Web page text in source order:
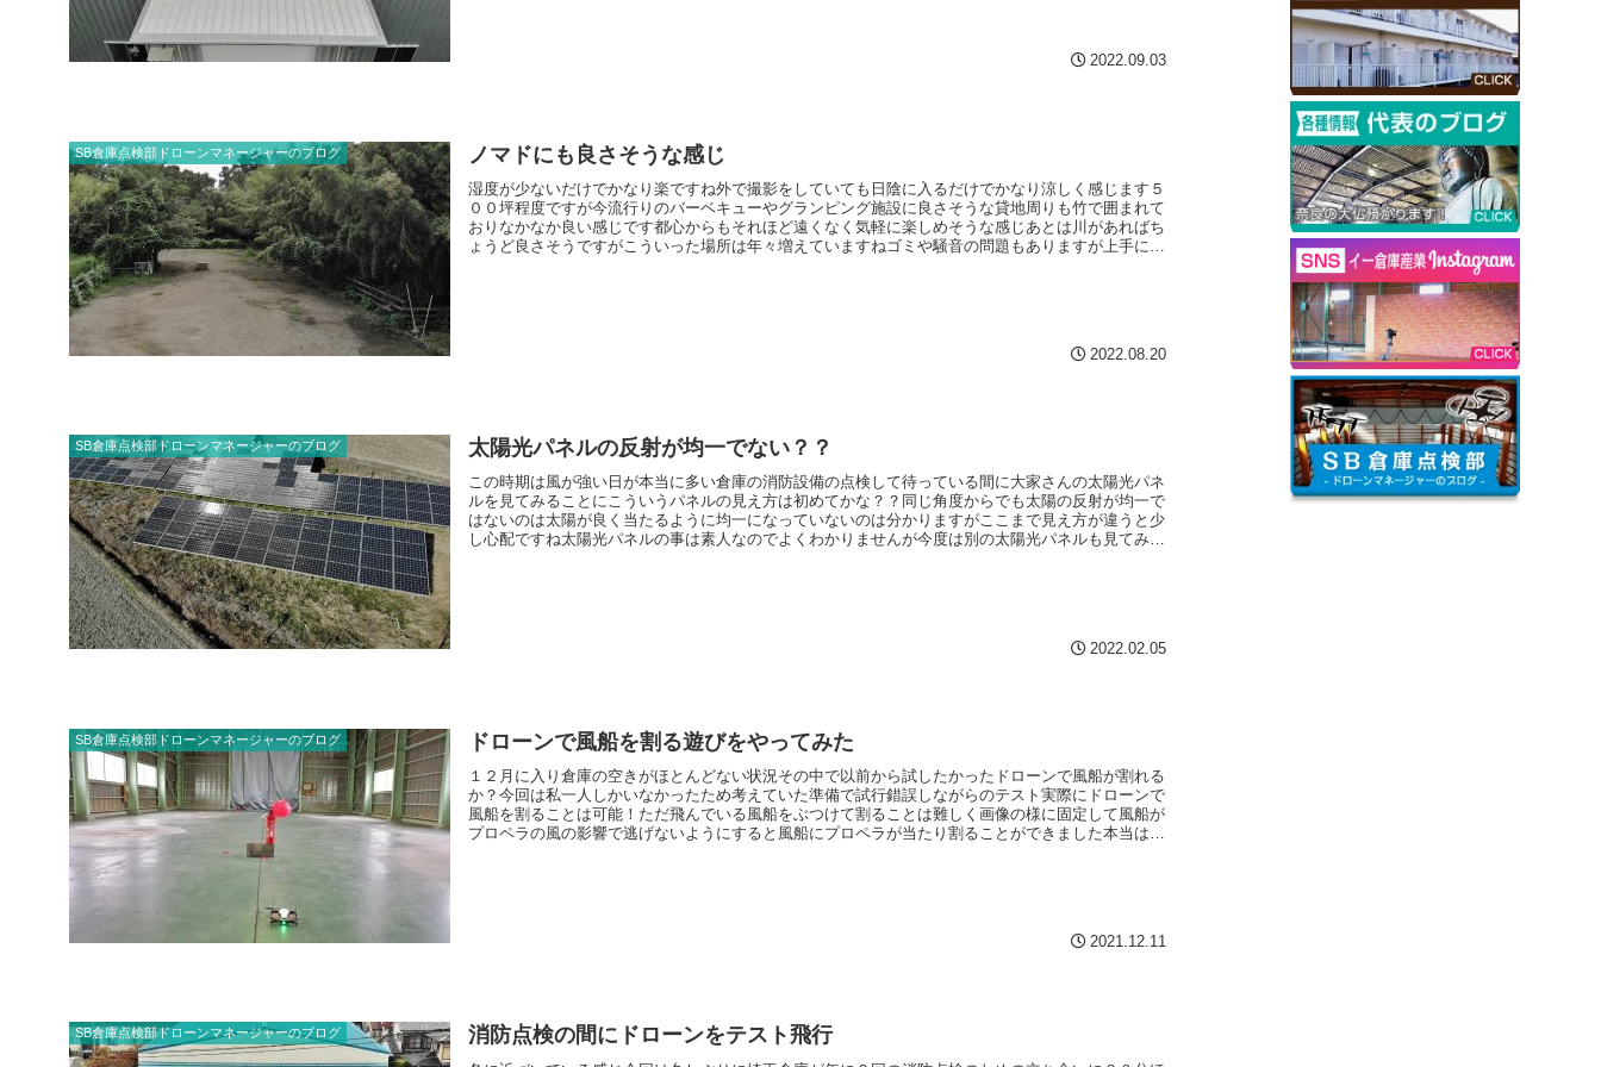
2022.09.03
SB倉庫点検部ドローンマネージャーのブログ ノマドにも良さそうな感じ
湿度が少ないだけでかなり楽ですね外で撮影をしていても日陰に入るだけでかなり涼しく感じます５
００坪程度ですが今流行りのバーベキューやグランピング施設に良さそうな貸地周りも竹で囲まれて
おりなかなか良い感じです都心からもそれほど遠くなく気軽に楽しめそうな感じあとは川があればち
ょうど良さそうですがこういった場所は年々増えていますねゴミや騒音の問題もありますが上手に運
2022.08.20
SB倉庫点検部ドローンマネージャーのブログ 太陽光パネルの反射が均一でない？？
この時期は風が強い日が本当に多い倉庫の消防設備の点検して待っている間に大家さんの太陽光パネ
ルを見てみることにこういうパネルの見え方は初めてかな？？同じ角度からでも太陽の反射が均一で
はないのは太陽が良く当たるように均一になっていないのは分かりますがここまで見え方が違うと少
し心配ですね太陽光パネルの事は素人なのでよくわかりませんが今度は別の太陽光パネルも見てみよ
2022.02.05
SB倉庫点検部ドローンマネージャーのブログ ドローンで風船を割る遊びをやってみた
１２月に入り倉庫の空きがほとんどない状況その中で以前から試したかったドローンで風船が割れる
か？今回は私一人しかいなかったため考えていた準備で試行錯誤しながらのテスト実際にドローンで
風船を割ることは可能！ただ飛んでいる風船をぶつけて割ることは難しく画像の様に固定して風船が
プロペラの風の影響で逃げないようにすると風船にプロペラが当たり割ることができました本当は上
2021.12.11
SB倉庫点検部ドローンマネージャーのブログ 消防点検の間にドローンをテスト飛行